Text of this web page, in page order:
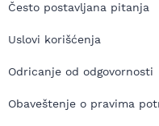
Često postavljana pitanja
Uslovi korišćenja
Odricanje od odgovornosti
Obaveštenje o pravima